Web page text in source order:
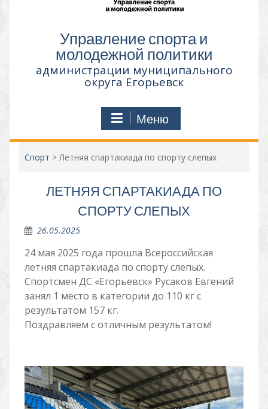
Управление спорта и
молодежной политики
администрации муниципального
округа Егорьевск
Меню
Спорт >Летняя спартакиада по спорту слепых
ЛЕТНЯЯ СПАРТАКИАДА ПО
СПОРТУ СЛЕПЫХ
26.05.2025
24 мая 2025 года прошла Всероссийская
летняя спартакиада по спорту слепых.
Спортсмен ДС «Егорьевск» Русаков Евгений
занял 1 место в категории до 110 кг с
результатом 157 кг.
Поздравляем с отличным результатом!